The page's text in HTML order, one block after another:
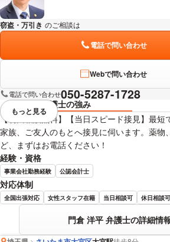
窃盗・万引き のご相談は
電話で問い合わせ
Webで問い合わせ
電話で問い合わせ050-5287-1728
弁護士の強み
【初回相談無料】【当日スピード接見】最短
家族、ご友人のもとへ接見に伺います。薬物
ど、まずはお電話ください！
経験・資格
事業会社勤務経験 公認会計士
対応体制
全国出張対応 女性スタッフ在籍 当日相談可 休日相談可
門倉 洋平 弁護士の詳細情
視覚的に省略されている要素を
もっと見る